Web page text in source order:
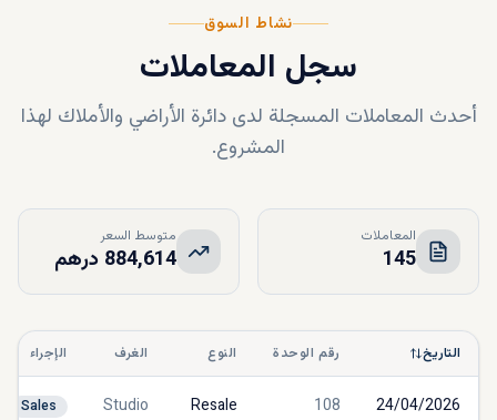
نشاط السوق
سجل المعاملات
أحدث المعاملات المسجلة لدى دائرة الأراضي والأملاك لهذا
المشروع.
المعاملات
145
متوسط السعر
884,614 درهم
التاريخ رقم الوحدة النوع الغرف الإجراء
24/04/2026
108
Resale
Studio
Sales